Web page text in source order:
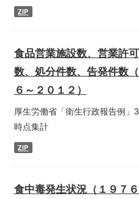
ZIP
食品営業施設数、営業許
数、処分件数、告発件数
６～２０１２）
厚生労働省「衛生行政報告例」
時点集計
ZIP
食中毒発生状況（１９７